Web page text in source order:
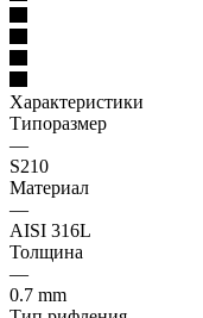
Характеристики
Типоразмер
—
S210
Материал
—
AISI 316L
Толщина
—
0.7 mm